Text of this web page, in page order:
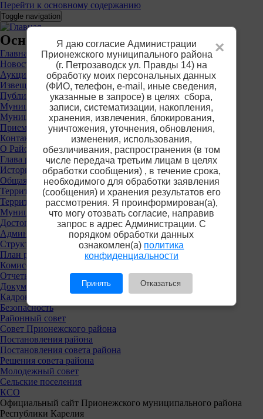
Перейти к основному содержанию
Toggle navigation
×
Я даю согласие Администрации
Прионежского муниципального района
(г. Петрозаводск ул. Правды 14) на
обработку моих персональных данных
(ФИО, телефон, е-mail, иные сведения,
указанные в запросе) в целях сбора,
записи, систематизации, накопления,
хранения, извлечения, блокирования,
уничтожения, уточнения, обновления,
изменения, использования,
обезличивания, распространения (в том
числе передача третьим лицам в целях
обработки сообщения) , в течение срока,
необходимого для обработки заявления
(сообщения) и хранения результатов его
рассмотрения. Я проинформирован(а),
что могу отозвать согласие, направив
запрос в адрес Администрации. С
порядком обработки данных
ознакомлен(а) политика
конфиденциальности
Принять Отказаться
Основное меню
Главная
Новости
Аукционы
Извещения о предоставлении участков
Публичные слушания
Муниципальные услуги
Муниципальный контроль
Приемная
Контакты
О Районе
Глава района
История
Общая информация
Территориальные органы власти
Территориальная избирательная комиссия
Муниципальные учреждения
Достопримечательности
Администрация района
Структура
План работы
Комиссии
Отчеты
Документы
Кадровая политика
Безопасность
Районный совет
Совет Прионежского района
Постановления района
Постановления совета района
Решения совета района
Молодежный совет
Сельские поселения
КСО
Официальный сайт Прионежского муниципального района
Республики Карелия